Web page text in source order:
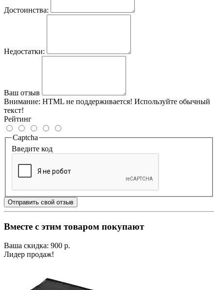
Достоинства:
Недостатки:
Ваш отзыв
Внимание: HTML не поддерживается! Используйте обычный
текст!
Рейтинг
Captcha
Введите код
Отправить свой отзыв
Вместе с этим товаром покупают
Ваша скидка: 900 р.
Лидер продаж!